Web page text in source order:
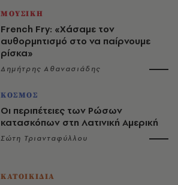
ΜΟΥΣΙΚΗ
French Fry: «Χάσαμε τον
αυθορμητισμό στο να παίρνουμε
ρίσκα»
Δημήτρης Αθανασιάδης
ΚΟΣΜΟΣ
Οι περιπέτειες των Ρώσων
κατασκόπων στη Λατινική Αμερική
Σώτη Τριανταφύλλου
ΚΑΤΟΙΚΙΔΙΑ